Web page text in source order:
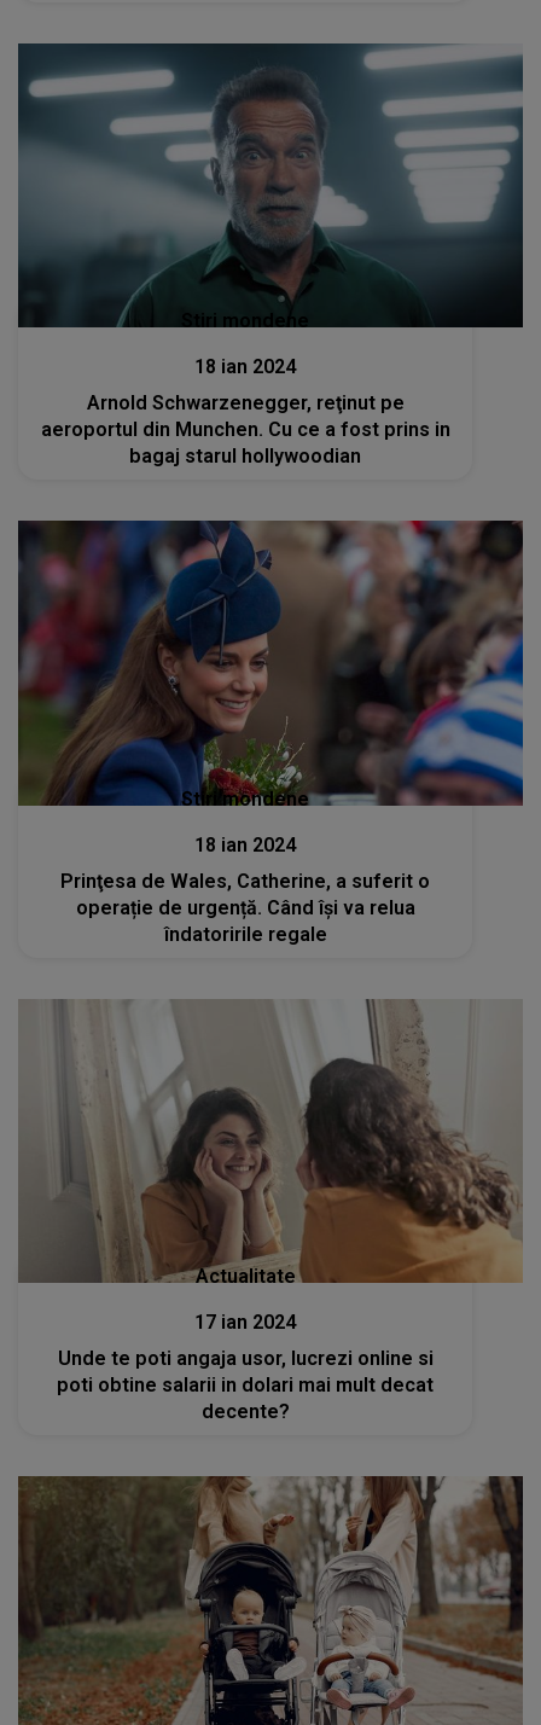
Stiri mondene
18 ian 2024
Arnold Schwarzenegger, reţinut pe
aeroportul din Munchen. Cu ce a fost prins in
bagaj starul hollywoodian
Stiri mondene
18 ian 2024
Prinţesa de Wales, Catherine, a suferit o
operație de urgență. Când își va relua
îndatoririle regale
Actualitate
17 ian 2024
Unde te poti angaja usor, lucrezi online si
poti obtine salarii in dolari mai mult decat
decente?